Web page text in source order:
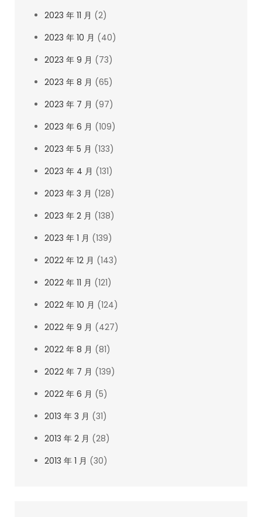
2023 年 11 月 (2)
2023 年 10 月 (40)
2023 年 9 月 (73)
2023 年 8 月 (65)
2023 年 7 月 (97)
2023 年 6 月 (109)
2023 年 5 月 (133)
2023 年 4 月 (131)
2023 年 3 月 (128)
2023 年 2 月 (138)
2023 年 1 月 (139)
2022 年 12 月 (143)
2022 年 11 月 (121)
2022 年 10 月 (124)
2022 年 9 月 (427)
2022 年 8 月 (81)
2022 年 7 月 (139)
2022 年 6 月 (5)
2013 年 3 月 (31)
2013 年 2 月 (28)
2013 年 1 月 (30)